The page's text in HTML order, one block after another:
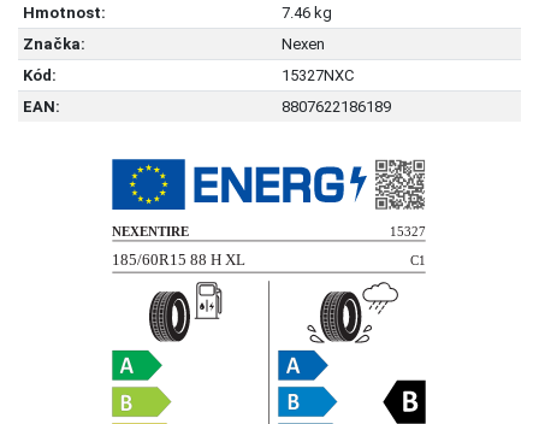
Hmotnost:
7.46 kg
Značka:
Nexen
Kód:
15327NXC
EAN:
8807622186189